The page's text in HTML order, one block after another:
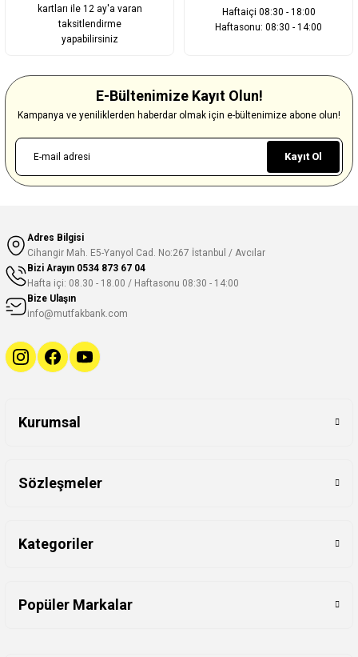
kartları ile 12 ay'a varan
taksitlendirme
yapabilirsiniz
Haftaiçi 08:30 - 18:00
Haftasonu: 08:30 - 14:00
E-Bültenimize Kayıt Olun!
Kampanya ve yeniliklerden haberdar olmak için e-bültenimize abone olun!
Kayıt Ol
Adres Bilgisi
Cihangir Mah. E5-Yanyol Cad. No:267 İstanbul / Avcılar
Bizi Arayın 0534 873 67 04
Hafta içi: 08.30 - 18.00 / Haftasonu 08:30 - 14:00
Bize Ulaşın
info@mutfakbank.com
Kurumsal
Sözleşmeler
Kategoriler
Popüler Markalar